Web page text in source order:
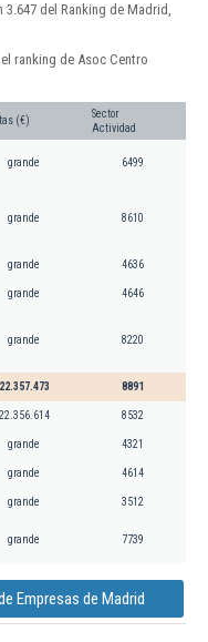
del Ranking de Madrid,
ranking de Asoc Centro
(€)
Sector
Actividad
grande 6499
grande 8610
grande 4636
grande 4646
grande 8220
22.357.473 8891
22.356.614 8532
grande 4321
grande 4614
grande 3512
grande 7739
Empresas de Madrid